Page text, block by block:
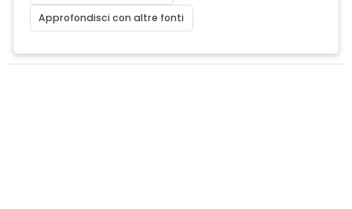
Approfondisci con altre fonti